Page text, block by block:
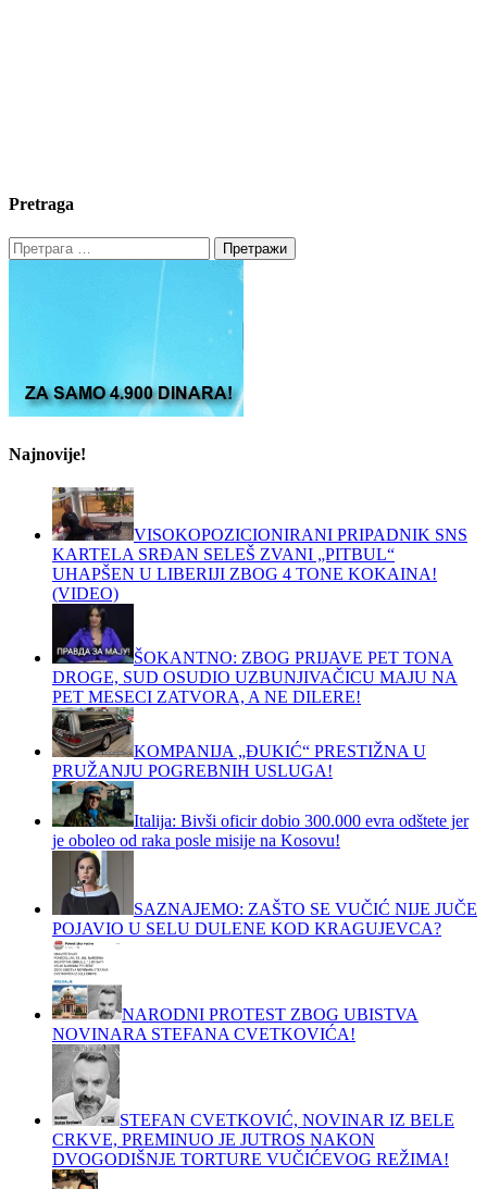
Pretraga
Претрага
за:
Najnovije!
VISOKOPOZICIONIRANI PRIPADNIK SNS
KARTELA SRĐAN SELEŠ ZVANI „PITBUL“
UHAPŠEN U LIBERIJI ZBOG 4 TONE KOKAINA!
(VIDEO)
ŠOKANTNO: ZBOG PRIJAVE PET TONA
DROGE, SUD OSUDIO UZBUNJIVAČICU MAJU NA
PET MESECI ZATVORA, A NE DILERE!
KOMPANIJA „ĐUKIĆ“ PRESTIŽNA U
PRUŽANJU POGREBNIH USLUGA!
Italija: Bivši oficir dobio 300.000 evra odštete jer
je oboleo od raka posle misije na Kosovu!
SAZNAJEMO: ZAŠTO SE VUČIĆ NIJE JUČE
POJAVIO U SELU DULENE KOD KRAGUJEVCA?
NARODNI PROTEST ZBOG UBISTVA
NOVINARA STEFANA CVETKOVIĆA!
STEFAN CVETKOVIĆ, NOVINAR IZ BELE
CRKVE, PREMINUO JE JUTROS NAKON
DVOGODIŠNJE TORTURE VUČIĆEVOG REŽIMA!